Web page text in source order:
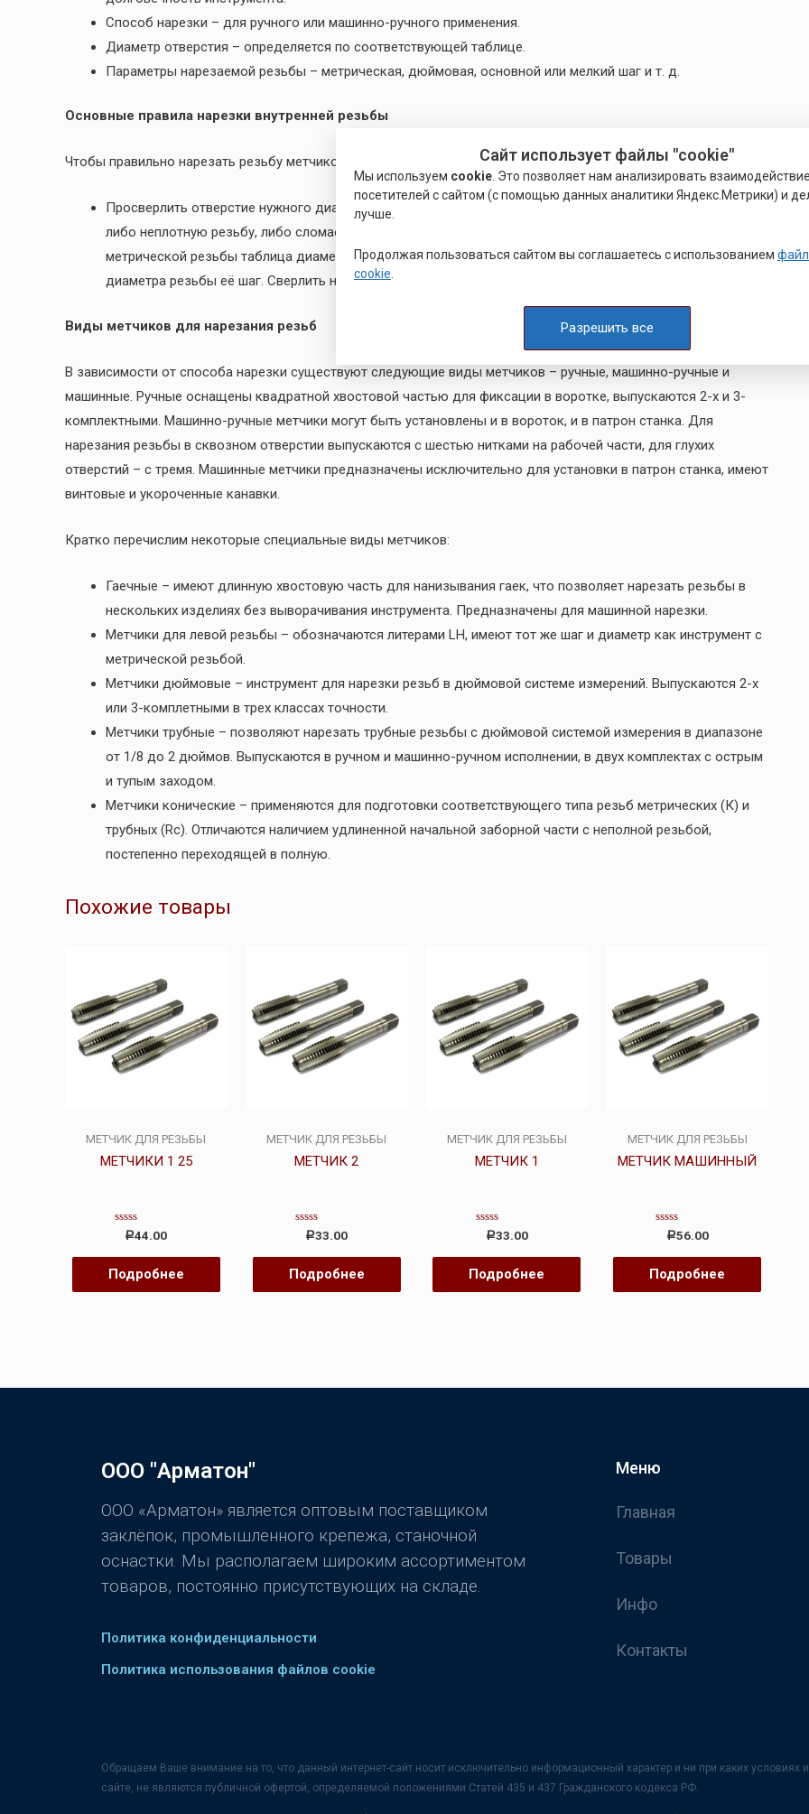
Способ нарезки – для ручного или машинно-ручного применения.
Диаметр отверстия – определяется по соответствующей таблице.
Параметры нарезаемой резьбы – метрическая, дюймовая, основной или мелкий шаг и т. д.
Основные правила нарезки внутренней резьбы
Чтобы правильно нарезать резьбу метчиком необходимо придерживаться следующих рекомендаций:
Просверлить отверстие нужного диаметра. По сути – это главный этап, т. к. при ошибке вы получите
либо неплотную резьбу, либо сломаете метчик из-за перегрузки. Для наиболее распространенной,
метрической резьбы таблица диаметров приведена ниже. Для грубой оценки необходимо отнять от
диаметра резьбы её шаг. Сверлить необходимо строго перпендикулярно к плоскости.
Виды метчиков для нарезания резьб
В зависимости от способа нарезки существуют следующие виды метчиков – ручные, машинно-ручные и
машинные. Ручные оснащены квадратной хвостовой частью для фиксации в воротке, выпускаются 2-х и 3-
комплектными. Машинно-ручные метчики могут быть установлены и в вороток, и в патрон станка. Для
нарезания резьбы в сквозном отверстии выпускаются с шестью нитками на рабочей части, для глухих
отверстий – с тремя. Машинные метчики предназначены исключительно для установки в патрон станка, имеют
винтовые и укороченные канавки.
Кратко перечислим некоторые специальные виды метчиков:
Гаечные – имеют длинную хвостовую часть для нанизывания гаек, что позволяет нарезать резьбы в
нескольких изделиях без выворачивания инструмента. Предназначены для машинной нарезки.
Метчики для левой резьбы – обозначаются литерами LH, имеют тот же шаг и диаметр как инструмент с
метрической резьбой.
Метчики дюймовые – инструмент для нарезки резьб в дюймовой системе измерений. Выпускаются 2-х
или 3-комплетными в трех классах точности.
Метчики трубные – позволяют нарезать трубные резьбы с дюймовой системой измерения в диапазоне
от 1/8 до 2 дюймов. Выпускаются в ручном и машинно-ручном исполнении, в двух комплектах с острым
и тупым заходом.
Метчики конические – применяются для подготовки соответствующего типа резьб метрических (К) и
трубных (Rc). Отличаются наличием удлиненной начальной заборной части с неполной резьбой,
постепенно переходящей в полную.
Похожие товары
МЕТЧИК ДЛЯ РЕЗЬБЫ
МЕТЧИКИ 1 25
Оценка
из
5
Р44.00
Подробнее
МЕТЧИК ДЛЯ РЕЗЬБЫ
МЕТЧИК 2
Оценка
из
5
Р33.00
Подробнее
МЕТЧИК ДЛЯ РЕЗЬБЫ
МЕТЧИК 1
Оценка
из
5
Р33.00
Подробнее
МЕТЧИК ДЛЯ РЕЗЬБЫ
МЕТЧИК МАШИННЫЙ
Оценка
из
5
Р56.00
Подробнее
ООО "Арматон"
ООО «Арматон» является оптовым поставщиком
заклёпок, промышленного крепежа, станочной
оснастки. Мы располагаем широким ассортиментом
товаров, постоянно присутствующих на складе.
Политика конфиденциальности
Политика использования файлов cookie
Меню
Главная
Товары
Инфо
Контакты
Обращаем Ваше внимание на то, что данный интернет-сайт носит исключительно информационный характер и ни при каких
сайте, не являются публичной офертой, определяемой положениями Статей 435 и 437 Гражданского кодекса РФ.
Сайт использует файлы "cookie"
Мы используем cookie . Это позволяет нам анализировать
посетителей с сайтом (с помощью данных аналитики Яндекс.Метрики) и
лучше.
Продолжая пользоваться сайтом вы соглашаетесь с использованием
cookie
Разрешить все